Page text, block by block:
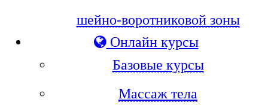
шейно-воротниковой зоны
Онлайн курсы
Базовые курсы
Массаж тела